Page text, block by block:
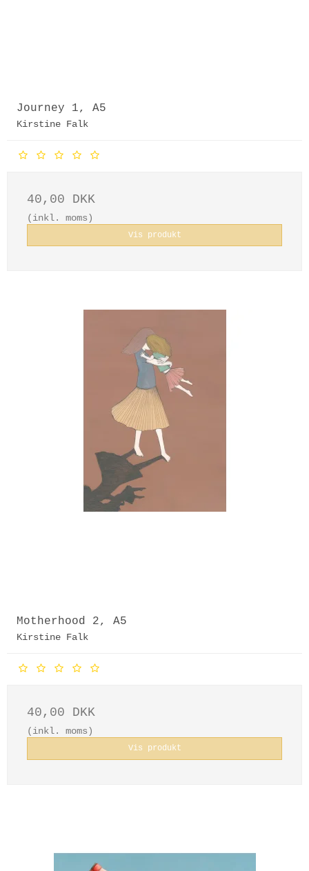
Journey 1, A5
Kirstine Falk
40,00 DKK
(inkl. moms)
Vis produkt
Motherhood 2, A5
Kirstine Falk
40,00 DKK
(inkl. moms)
Vis produkt